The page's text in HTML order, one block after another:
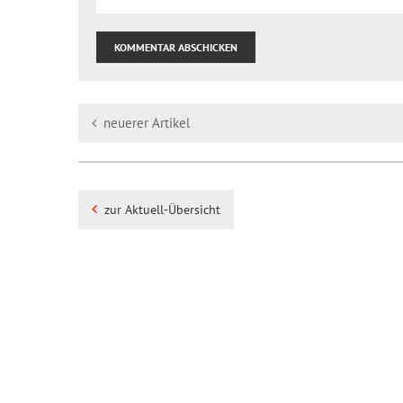
neuerer Artikel
zur Aktuell-Übersicht